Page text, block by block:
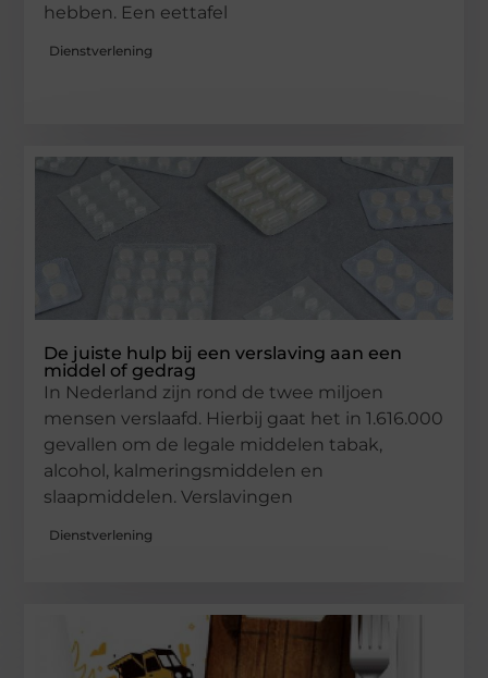
hebben. Een eettafel
Dienstverlening
De juiste hulp bij een verslaving aan een
middel of gedrag
In Nederland zijn rond de twee miljoen
mensen verslaafd. Hierbij gaat het in 1.616.000
gevallen om de legale middelen tabak,
alcohol, kalmeringsmiddelen en
slaapmiddelen. Verslavingen
Dienstverlening